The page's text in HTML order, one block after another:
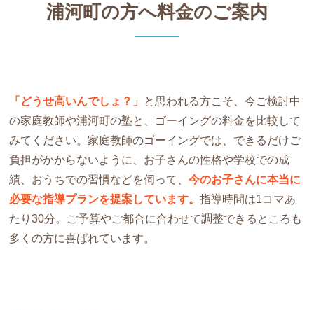
浦河町の方へ料金のご案内
「どうせ高いんでしょ？」 と思われる方こそ、今ご検討中
の家庭教師や浦河町の塾と、ゴーイングの料金を比較して
みてください。家庭教師のゴーイングでは、できるだけご
負担がかからないように、お子さんの性格や学校での成
績、おうちでの習慣などを伺って、今のお子さんに本当に
必要な指導プランを提案しています。指導時間は1コマあ
たり30分。ご予算やご都合に合わせて調整できるところも
多くの方に喜ばれています。